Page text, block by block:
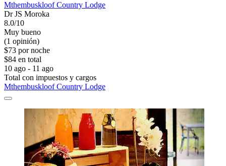
Mthembuskloof Country Lodge
Dr JS Moroka
8.0/10
Muy bueno
(1 opinión)
$73 por noche
$84 en total
10 ago - 11 ago
Total con impuestos y cargos
Mthembuskloof Country Lodge